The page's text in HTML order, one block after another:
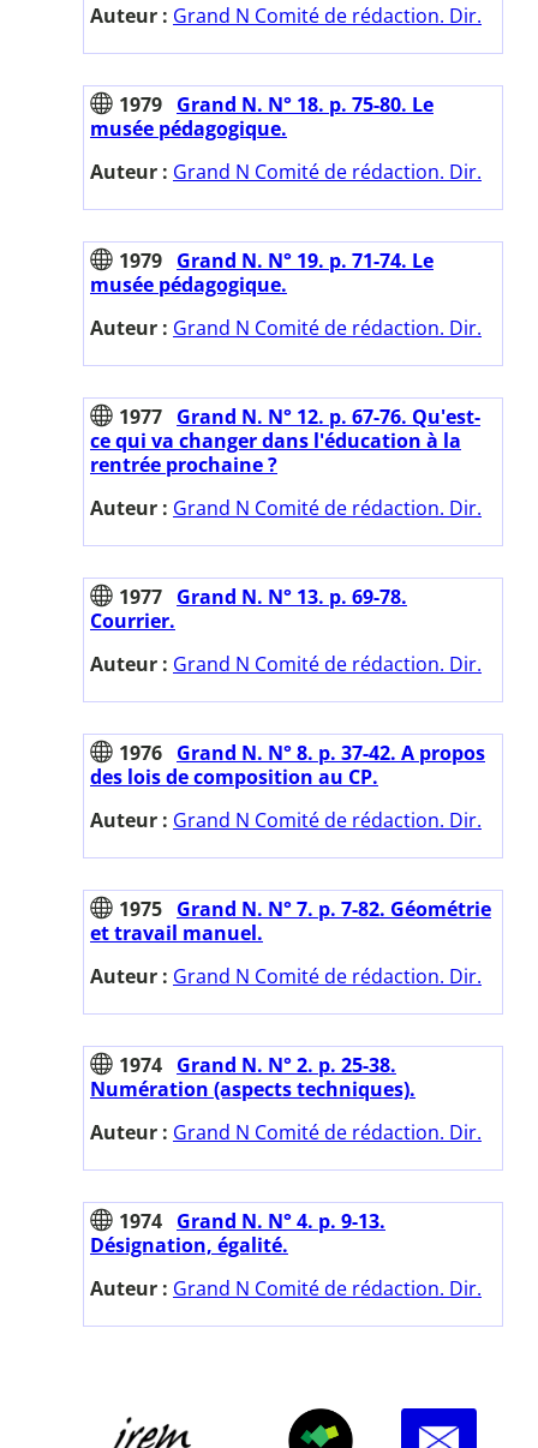
Auteur : Grand N Comité de rédaction. Dir.
1979 Grand N. N° 18. p. 75-80. Le
musée pédagogique.
Auteur : Grand N Comité de rédaction. Dir.
1979 Grand N. N° 19. p. 71-74. Le
musée pédagogique.
Auteur : Grand N Comité de rédaction. Dir.
1977 Grand N. N° 12. p. 67-76. Qu'est-
ce qui va changer dans l'éducation à la
rentrée prochaine ?
Auteur : Grand N Comité de rédaction. Dir.
1977 Grand N. N° 13. p. 69-78.
Courrier.
Auteur : Grand N Comité de rédaction. Dir.
1976 Grand N. N° 8. p. 37-42. A propos
des lois de composition au CP.
Auteur : Grand N Comité de rédaction. Dir.
1975 Grand N. N° 7. p. 7-82. Géométrie
et travail manuel.
Auteur : Grand N Comité de rédaction. Dir.
1974 Grand N. N° 2. p. 25-38.
Numération (aspects techniques).
Auteur : Grand N Comité de rédaction. Dir.
1974 Grand N. N° 4. p. 9-13.
Désignation, égalité.
Auteur : Grand N Comité de rédaction. Dir.